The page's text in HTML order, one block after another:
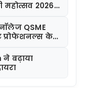
महोत्सव 2026'
QSME
प्रोफेशनल्स के
बढ़ाया